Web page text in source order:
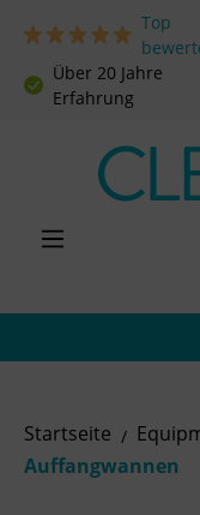
Zum Hauptinhalt Top
Über 20 Jahre
Erfahrung
Startseite
Auffangwannen